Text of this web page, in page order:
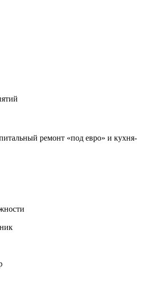
ремонт «под евро» и кухня-